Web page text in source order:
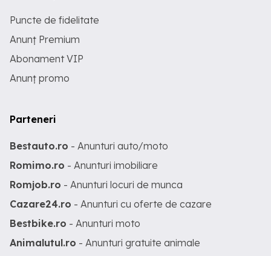
Puncte de fidelitate
Anunț Premium
Abonament VIP
Anunț promo
Parteneri
Bestauto.ro - Anunturi auto/moto
Romimo.ro - Anunturi imobiliare
Romjob.ro - Anunturi locuri de munca
Cazare24.ro - Anunturi cu oferte de cazare
Bestbike.ro - Anunturi moto
Animalutul.ro - Anunturi gratuite animale